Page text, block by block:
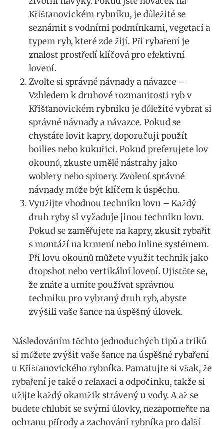
Křišťanovickém rybníku, je důležité se
seznámit s vodními podmínkami, vegetací a
typem ryb, které zde žijí. Při rybaření je
znalost prostředí klíčová pro efektivní
lovení.
Zvolte si správné návnady a návazce –
Vzhledem k druhové rozmanitosti ryb v
Křišťanovickém rybníku je důležité vybrat si
správné návnady a návazce. Pokud se
chystáte lovit kapry, doporučuji použít
boilies nebo kukuřici. Pokud preferujete lov
okounů, zkuste umělé nástrahy jako
woblery nebo spinery. Zvolení správné
návnady může být klíčem k úspěchu.
Využijte vhodnou techniku lovu – Každý
druh ryby si vyžaduje jinou techniku lovu.
Pokud se zaměřujete na kapry, zkusit rybařit
s montáží na krmení nebo inline systémem.
Při lovu okounů můžete využít technik jako
dropshot nebo vertikální lovení. Ujistěte se,
že znáte a umíte používat správnou
techniku pro vybraný druh ryb, abyste
zvýšili vaše šance na úspěšný úlovek.
Následováním těchto jednoduchých tipů a triků
si můžete zvýšit vaše šance na úspěšné rybaření
u Křišťanovického rybníka. Pamatujte si však, že
rybaření je také o relaxaci a odpočinku, takže si
užijte každý okamžik strávený u vody. A až se
budete chlubit se svými úlovky, nezapomeňte na
ochranu přírody a zachování rybníka pro další